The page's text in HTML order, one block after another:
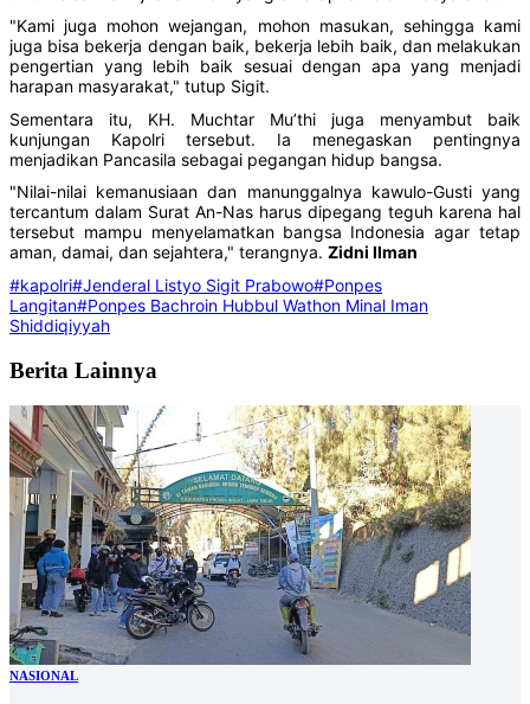
"Kami juga mohon wejangan, mohon masukan, sehingga kami
juga bisa bekerja dengan baik, bekerja lebih baik, dan melakukan
pengertian yang lebih baik sesuai dengan apa yang menjadi
harapan masyarakat," tutup Sigit.
Sementara itu, KH. Muchtar Mu’thi juga menyambut baik
kunjungan Kapolri tersebut. Ia menegaskan pentingnya
menjadikan Pancasila sebagai pegangan hidup bangsa.
"Nilai-nilai kemanusiaan dan manunggalnya kawulo-Gusti yang
tercantum dalam Surat An-Nas harus dipegang teguh karena hal
tersebut mampu menyelamatkan bangsa Indonesia agar tetap
aman, damai, dan sejahtera," terangnya. Zidni Ilman
#kapolri#Jenderal Listyo Sigit Prabowo#Ponpes
Langitan#Ponpes Bachroin Hubbul Wathon Minal Iman
Shiddiqiyyah
Berita Lainnya
NASIONAL